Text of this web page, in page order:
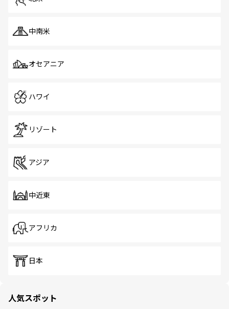
中南米
オセアニア
ハワイ
リゾート
アジア
中近東
アフリカ
日本
人気スポット